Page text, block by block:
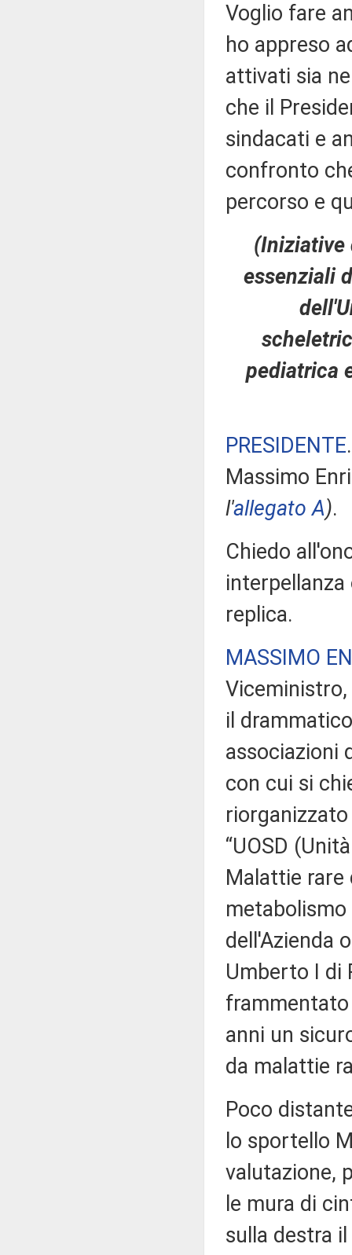
Voglio fare
ho appreso
attivati sia
che il
sindacati e
confronto
percorso e
(Iniziative
essenziali
pediatrica
PRESIDENTE
Massimo
l'allegato A).
Chiedo
replica.
MASSIMO
il
associazioni
con cui si
“UOSD
Malattie rare
dell'Azienda
Umberto I di
anni un
da malattie
Poco
lo sportello
valutazione,
le mura di
sulla destra